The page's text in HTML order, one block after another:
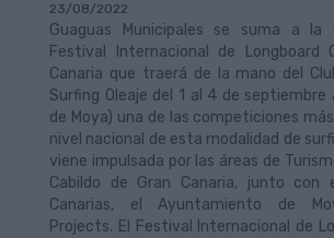
23/08/2022
Guaguas Municipales se suma a la
Festival Internacional de Longboard
Canaria que traerá de la mano del
Surfing Oleaje del 1 al 4 de septiembre
de Moya) una de las competiciones
nivel nacional de esta modalidad de
viene impulsada por las áreas de
Cabildo de Gran Canaria, junto con
Canarias, el Ayuntamiento de
Projects. El Festival Internacional de